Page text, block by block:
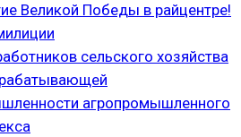
Великой Победы в райцентре!
сельского хозяйства
агропромышленного